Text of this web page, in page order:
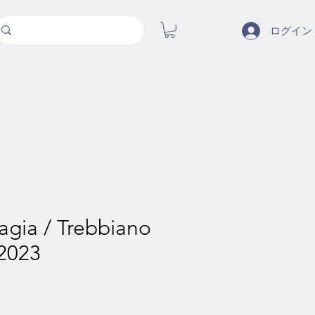
ログイン
/ Trebbiano